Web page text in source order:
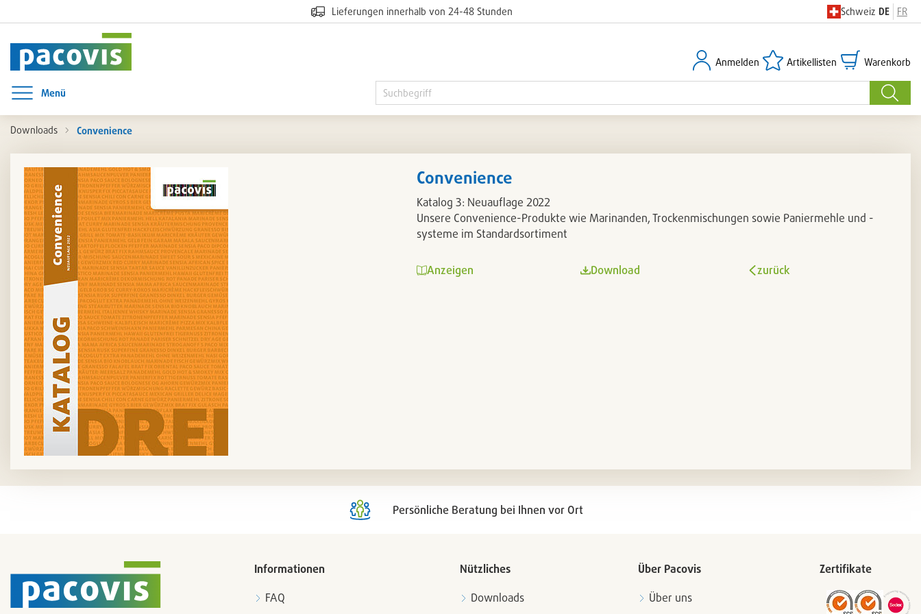
Lieferungen innerhalb von 24-48 Stunden Schweiz DE FR
Suche
Anmelden
Anmelden Artikellisten
Artikellisten Warenkorb
Warenkorb
Menü
Menü öffnen
Downloads Convenience
Convenience
Katalog 3: Neuauflage 2022
Unsere Convenience-Produkte wie Marinanden, Trockenmischungen sowie Paniermehle und -
systeme im Standardsortiment
Anzeigen Download zurück
Persönliche Beratung bei Ihnen vor Ort
Informationen
FAQ
Nützliches
Downloads
Über Pacovis
Über uns
Zertifikate